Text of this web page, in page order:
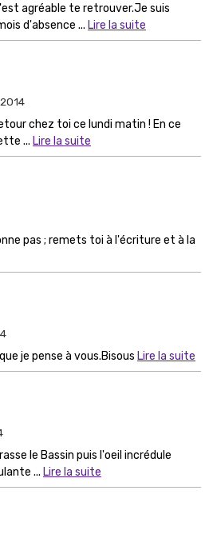
agréable te retrouver.Je suis
d'absence ... Lire la suite
chez toi ce lundi matin ! En ce
... Lire la suite
pas ; remets toi à l'écriture et à la
je pense à vous.Bisous Lire la suite
le Bassin puis l'oeil incrédule
... Lire la suite